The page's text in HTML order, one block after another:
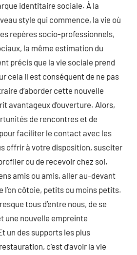
identitaire sociale. À la
style qui commence, la vie où
repères socio-professionnels,
la même estimation du
précis que la vie sociale prend
cela il est conséquent de ne pas
d’aborder cette nouvelle
avantageux d’ouverture. Alors,
de rencontres et de
faciliter le contact avec les
offrir à votre disposition, susciter
ou de recevoir chez soi,
amis ou amis, aller au-devant
l’on côtoie, petits ou moins petits.
tous d’entre nous, de se
une nouvelle empreinte
un des supports les plus
c’est d’avoir la vie